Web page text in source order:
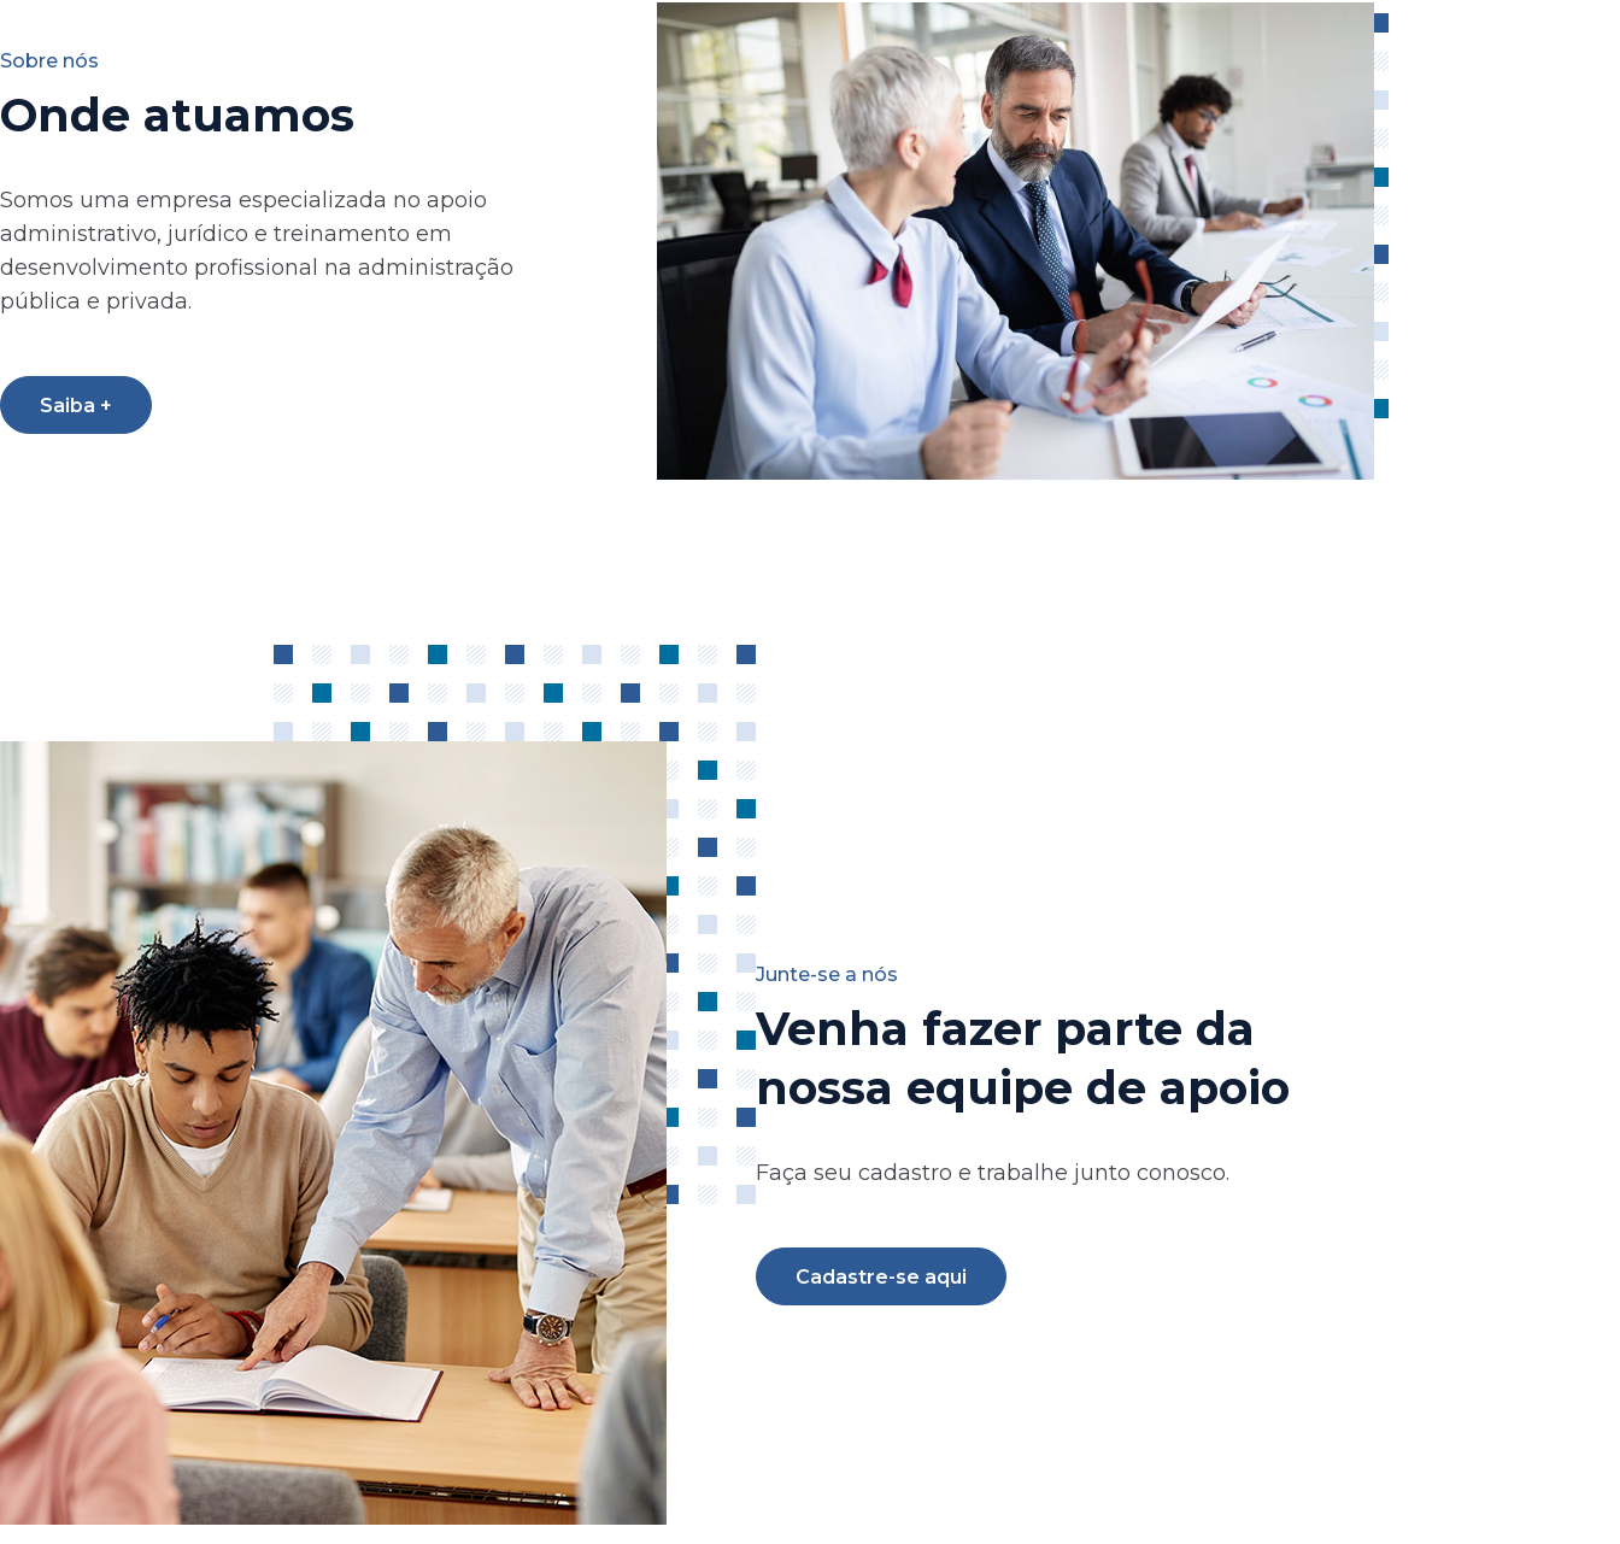
Sobre nós
Onde atuamos
Somos uma empresa especializada no apoio
administrativo, jurídico e treinamento em
desenvolvimento profissional na administração
pública e privada.
Saiba +
Junte-se a nós
Venha fazer parte da
nossa equipe de apoio
Faça seu cadastro e trabalhe junto conosco.
Cadastre-se aqui